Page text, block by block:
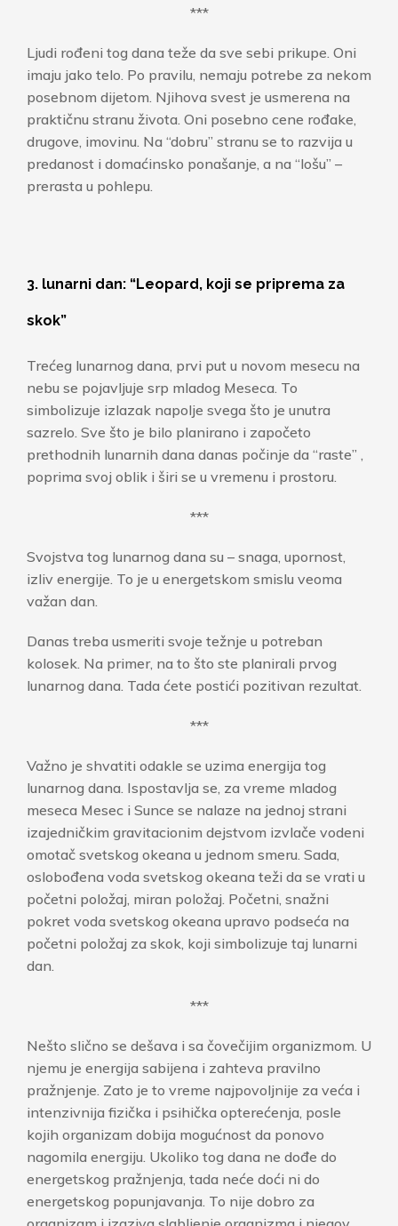
***
Ljudi rođeni tog dana teže da sve sebi prikupe. Oni
imaju jako telo. Po pravilu, nemaju potrebe za nekom
posebnom dijetom. Njihova svest je usmerena na
praktičnu stranu života. Oni posebno cene rođake,
drugove, imovinu. Na “dobru” stranu se to razvija u
predanost i domaćinsko ponašanje, a na “lošu” –
prerasta u pohlepu.
3. lunarni dan: “Leopard, koji se priprema za
skok”
Trećeg lunarnog dana, prvi put u novom mesecu na
nebu se pojavljuje srp mladog Meseca. To
simbolizuje izlazak napolje svega što je unutra
sazrelo. Sve što je bilo planirano i započeto
prethodnih lunarnih dana danas počinje da “raste” ,
poprima svoj oblik i širi se u vremenu i prostoru.
***
Svojstva tog lunarnog dana su – snaga, upornost,
izliv energije. To je u energetskom smislu veoma
važan dan.
Danas treba usmeriti svoje težnje u potreban
kolosek. Na primer, na to što ste planirali prvog
lunarnog dana. Tada ćete postići pozitivan rezultat.
***
Važno je shvatiti odakle se uzima energija tog
lunarnog dana. Ispostavlja se, za vreme mladog
meseca Mesec i Sunce se nalaze na jednoj strani
izajedničkim gravitacionim dejstvom izvlače vodeni
omotač svetskog okeana u jednom smeru. Sada,
oslobođena voda svetskog okeana teži da se vrati u
početni položaj, miran položaj. Početni, snažni
pokret voda svetskog okeana upravo podseća na
početni položaj za skok, koji simbolizuje taj lunarni
dan.
***
Nešto slično se dešava i sa čovečijim organizmom. U
njemu je energija sabijena i zahteva pravilno
pražnjenje. Zato je to vreme najpovoljnije za veća i
intenzivnija fizička i psihička opterećenja, posle
kojih organizam dobija mogućnost da ponovo
nagomila energiju. Ukoliko tog dana ne dođe do
energetskog pražnjenja, tada neće doći ni do
energetskog popunjavanja. To nije dobro za